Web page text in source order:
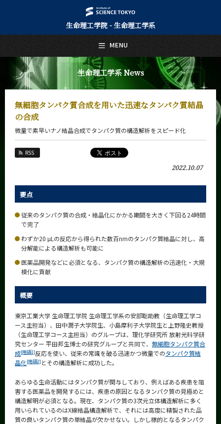
生命理工学院 - 生命理工学系
生命理工学系 News
無細胞タンパク質合成を用いた迅速なタンパク質結晶
の合成
微量で素早いナノ結晶合成でタンパク質の構造解析をスピード化
RSS
2022.10.07
要点
従来のタンパク質の合成・結晶化にかかる期間を大きく下回る24時間
で完了
わずか20 µLの反応から得られた数百nmのタンパク質結晶に対し、高
分解能による構造解析も可能に
医薬品開発などに必須となる、タンパク質の構造解析の迅速化・大規
模化に貢献
概要
東京工業大学 生命理工学院 生命理工学系の安部聡助教（生命理工学コ
ース主担当）、田中潤子大学院生、小島摩利子大学院生と上野隆史教授
（生命理工学コース主担当）のグループは、理化学研究所 放射光科学研
究センター 平田邦生博士の研究グループと共同で、 無細胞タンパク質合
成[用語1]反応を使い、従来の常識を破る迅速かつ微量でのタンパク質結
晶化[用語2] とその構造解析に成功した。
あらゆる生命活動にはタンパク質が関与しており、例えばある疾患を阻
害する医薬品を開発するには、疾患の原因となるタンパク質の見極めと
構造解明が必須となる。現在、タンパク質の3次元立体構造解析に多く
用いられているのはX線結晶構造解析で、それには高度に精製された品
質の良いタンパク質の単結晶が欠かせない。しかし標的となるタンパク
MENU
日本語 English
トップページ
Top Page
生命理工学系について
About Us
教育
Education
教員・研究室
入学案内
生命理工学系 News
News
News 一覧
カテゴリ別
月別
イベントカレンダー
Event Calendar
学内向け情報
系詳細情報